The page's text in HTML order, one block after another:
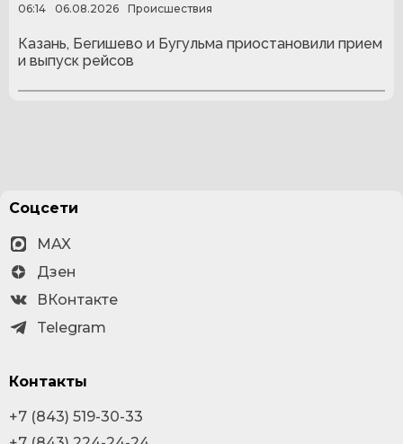
06:14 06.08.2026 Происшествия
Казань, Бегишево и Бугульма приостановили прием
и выпуск рейсов
Соцсети
MAX
Дзен
ВКонтакте
Telegram
Контакты
+7 (843) 519-30-33